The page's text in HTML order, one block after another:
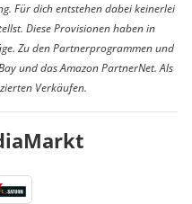
Für dich entstehen dabei keinerlei
Diese Provisionen haben in
Zu den Partnerprogrammen und
und das Amazon PartnerNet. Als
Verkäufen.